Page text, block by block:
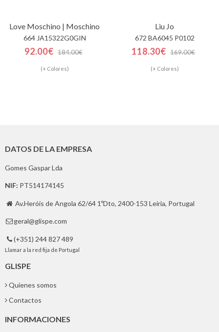
Love Moschino | Moschino
664 JA15322G0GIN
92.00€ 184.00€
(+ Colores)
Liu Jo
672 BA6045 P0102
118.30€ 169.00€
(+ Colores)
DATOS DE LA EMPRESA
Gomes Gaspar Lda
NIF: PT514174145
 Av.Heróis de Angola 62/64 1ºDto, 2400-153 Leiria, Portugal
 geral@glispe.com
 (+351) 244 827 489
Llamar a la red fija de Portugal
GLISPE
Quienes somos
Contactos
INFORMACIONES